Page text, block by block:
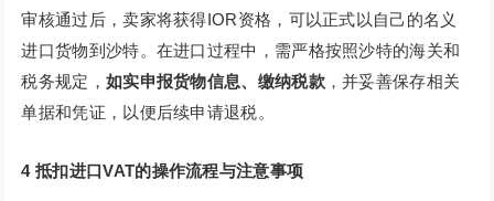
审核通过后，卖家将获得IOR资格，可以正式以自己的名义
进口货物到沙特。在进口过程中，需严格按照沙特的海关和
税务规定， 如实申报货物信息、缴纳税款，并妥善保存相关
单据和凭证，以便后续申请退税。
4 抵扣进口VAT的操作流程与注意事项